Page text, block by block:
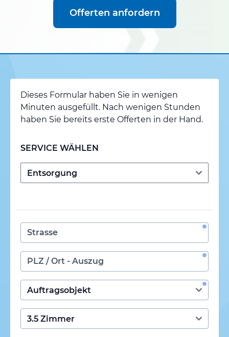
Offerten anfordern
Dieses Formular haben Sie in wenigen
Minuten ausgefüllt. Nach wenigen Stunden
haben Sie bereits erste Offerten in der Hand.
SERVICE WÄHLEN